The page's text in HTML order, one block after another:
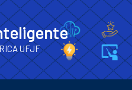
UFJF